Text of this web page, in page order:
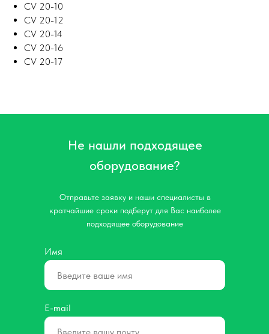
CV 20-10
CV 20-12
CV 20-14
CV 20-16
CV 20-17
Имя
E-mail
Отправьте заявку и наши специалисты в
кратчайшие сроки подберут для Вас наиболее
подходящее оборудование
Не нашли подходящее
оборудование?